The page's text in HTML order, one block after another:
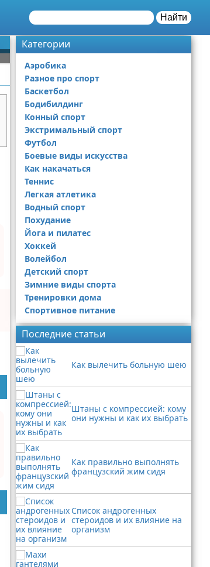
Найти
Категории
Аэробика
Разное про спорт
Баскетбол
Бодибилдинг
Конный спорт
Экстримальный спорт
Футбол
Боевые виды искусства
Как накачаться
Теннис
Легкая атлетика
Водный спорт
Похудание
Йога и пилатес
Хоккей
Волейбол
Детский спорт
Зимние виды спорта
Тренировки дома
Спортивное питание
Последние статьи
Как вылечить больную шею
Штаны с компрессией: кому
они нужны и как их выбрать
Как правильно выполнять
французский жим сидя
Список андрогенных
стероидов и их влияние на
организм